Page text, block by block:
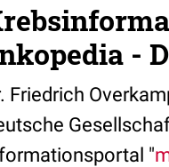
-
Friedrich
"